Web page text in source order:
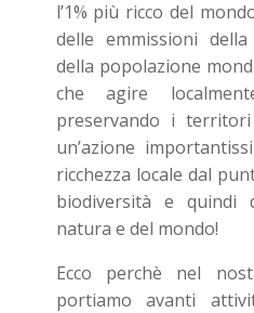
l’1% più ricco del
delle emmissioni
della popolazione
che agire
preservando i
un’azione
ricchezza locale dal
biodiversità e quindi
natura e del mondo!
Ecco perchè nel
portiamo avanti